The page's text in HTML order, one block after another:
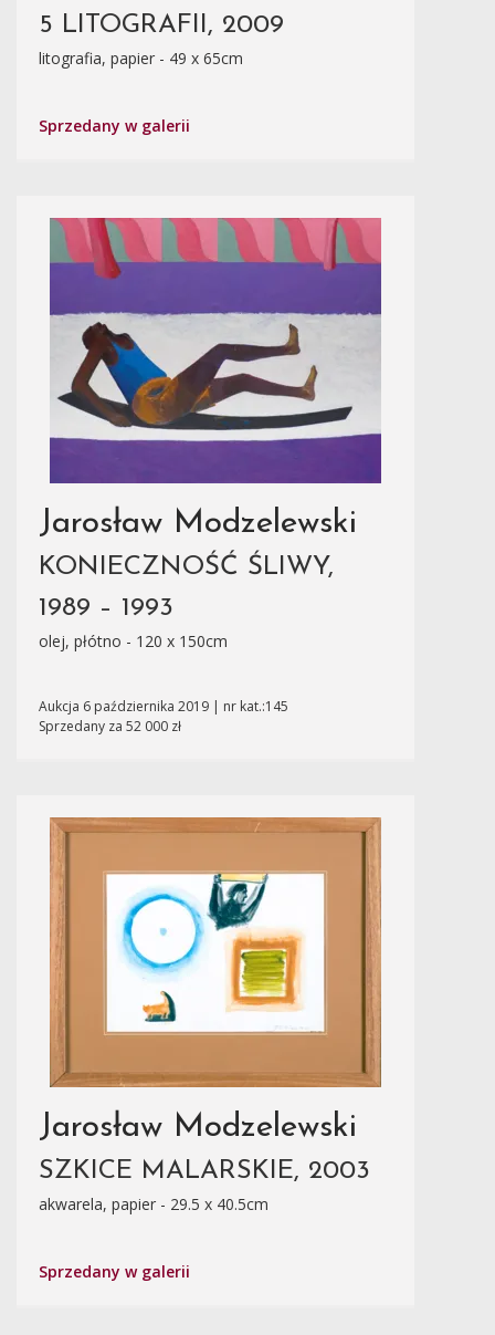
5 LITOGRAFII, 2009
litografia, papier - 49 x 65cm
Sprzedany w galerii
Jarosław Modzelewski
KONIECZNOŚĆ ŚLIWY,
1989 – 1993
olej, płótno - 120 x 150cm
Aukcja 6 października 2019 | nr kat.:145
Sprzedany za 52 000 zł
Jarosław Modzelewski
SZKICE MALARSKIE, 2003
akwarela, papier - 29.5 x 40.5cm
Sprzedany w galerii